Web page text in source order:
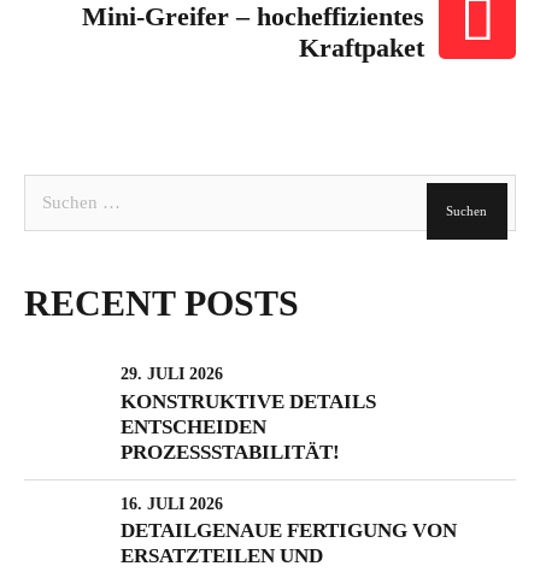
Mini-Greifer – hocheffizientes
Kraftpaket
nach:
RECENT POSTS
29. JULI 2026
KONSTRUKTIVE DETAILS
ENTSCHEIDEN
PROZESSSTABILITÄT!
16. JULI 2026
DETAILGENAUE FERTIGUNG VON
ERSATZTEILEN UND